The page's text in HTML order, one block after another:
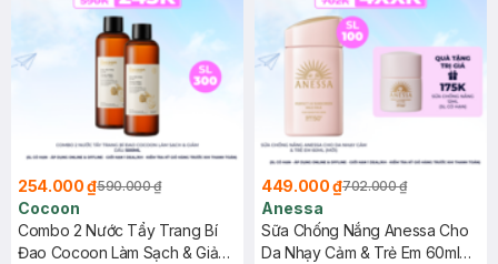
254.000 ₫590.000 ₫
Cocoon
Combo 2 Nước Tẩy Trang Bí
Đao Cocoon Làm Sạch & Giảm
449.000 ₫702.000 ₫
Anessa
Sữa Chống Nắng Anessa Cho
Da Nhạy Cảm & Trẻ Em 60ml